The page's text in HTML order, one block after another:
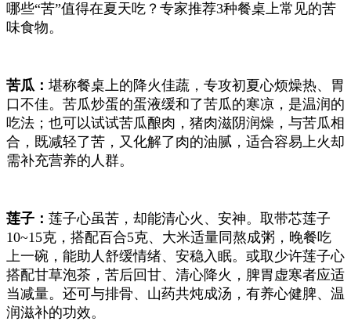
哪些“苦”值得在夏天吃？专家推荐3种餐桌上常见的苦
味食物。
苦瓜： 堪称餐桌上的降火佳蔬，专攻初夏心烦燥热、胃
口不佳。苦瓜炒蛋的蛋液缓和了苦瓜的寒凉，是温润的
吃法；也可以试试苦瓜酿肉，猪肉滋阴润燥，与苦瓜相
合，既减轻了苦，又化解了肉的油腻，适合容易上火却
需补充营养的人群。
莲子： 莲子心虽苦，却能清心火、安神。取带芯莲子
10~15克，搭配百合5克、大米适量同熬成粥，晚餐吃
上一碗，能助人舒缓情绪、安稳入眠。或取少许莲子心
搭配甘草泡茶，苦后回甘、清心降火，脾胃虚寒者应适
当减量。还可与排骨、山药共炖成汤，有养心健脾、温
润滋补的功效。